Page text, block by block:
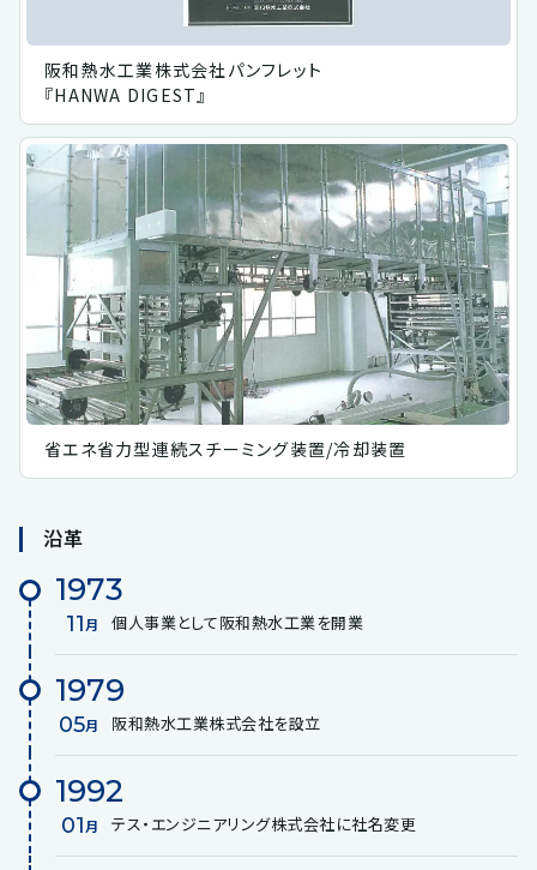
阪和熱水工業株式会社パンフレット
『HANWA DIGEST』
省エネ省力型連続スチーミング装置/冷却装置
沿革
1973
11月 個人事業として阪和熱水工業を開業
1979
05月 阪和熱水工業株式会社を設立
1992
01月 テス・エンジニアリング株式会社に社名変更